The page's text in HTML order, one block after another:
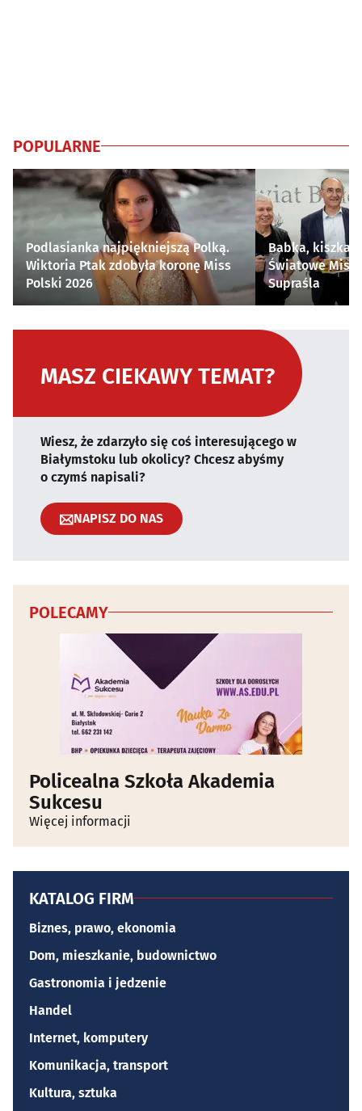
POPULARNE
Podlasianka najpiękniejszą Polką.
Wiktoria Ptak zdobyła koronę Miss
Polski 2026
Babka, kiszka i
Światowe
Supraśla
MASZ CIEKAWY TEMAT?
Wiesz, że zdarzyło się coś interesującego w
Białymstoku lub okolicy? Chcesz abyśmy
o czymś napisali?
NAPISZ DO NAS
POLECAMY
Policealna Szkoła Akademia
Sukcesu
Więcej informacji
KATALOG FIRM
Biznes, prawo, ekonomia
Dom, mieszkanie, budownictwo
Gastronomia i jedzenie
Handel
Internet, komputery
Komunikacja, transport
Kultura, sztuka